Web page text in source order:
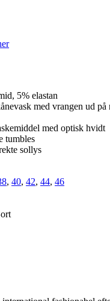
5% elastan
med vrangen ud
med optisk hvidt
tumbles
sollys
, 40, 42, 44, 46